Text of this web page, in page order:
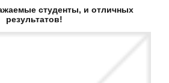
студенты, и отличных
результатов!